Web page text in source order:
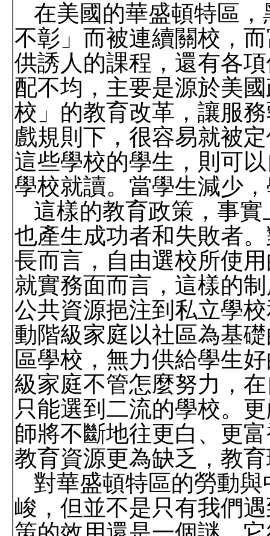
在美國的華盛頓特區
不彰」而被連續關校，
供誘人的課程，還有各
配不均，主要是源於美
校」的教育改革，讓服
戲規則下，很容易就被
這些學校的學生，則可
學校就讀。當學生減少
這樣的教育政策，事
也產生成功者和失敗者
長而言，自由選校所使
就實務面而言，這樣的
公共資源挹注到私立學
動階級家庭以社區為基
區學校，無力供給學生
級家庭不管怎麼努力，
只能選到二流的學校。
師將不斷地往更白、更
教育資源更為缺乏，教
對華盛頓特區的勞動
峻，但並不是只有我們